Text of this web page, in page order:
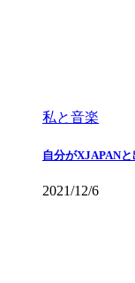
私と音楽
自分がXJAPAN
2021/12/6